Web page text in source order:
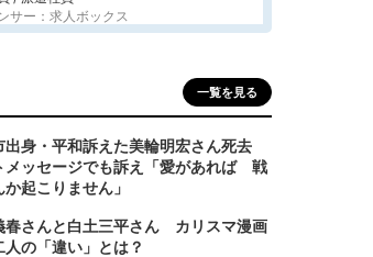
サー：求人ボックス
一覧を見る
出身・平和訴えた美輪明宏さん死去
メッセージでも訴え「愛があれば 戦
起こりません」
春さんと白土三平さん カリスマ漫画
人の「違い」とは？